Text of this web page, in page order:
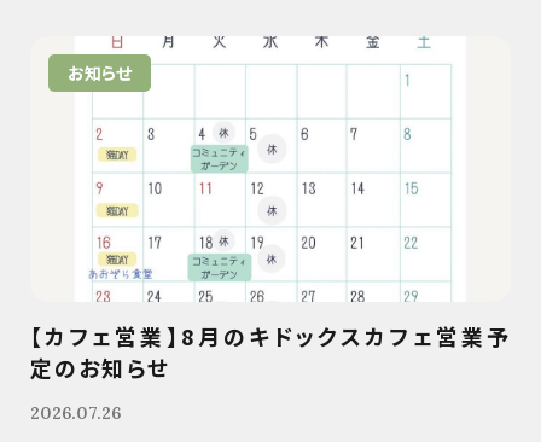
お知らせ
【カフェ営業】8月のキドックスカフェ営業予
定のお知らせ
2026.07.26